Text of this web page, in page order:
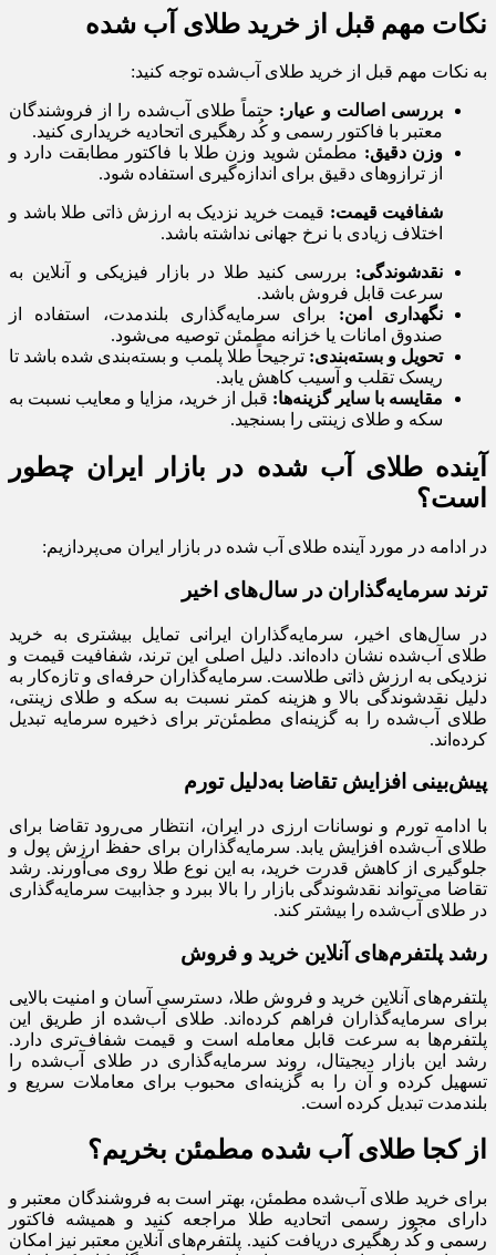
نکات مهم قبل از خرید طلای آب‌ شده
به نکات مهم قبل از خرید طلای آب‌شده توجه کنید:
بررسی اصالت و عیار: حتماً طلای آب‌شده را از فروشندگان
معتبر با فاکتور رسمی و کُد رهگیری اتحادیه خریداری کنید.
وزن دقیق: مطمئن شوید وزن طلا با فاکتور مطابقت دارد و
از ترازوهای دقیق برای اندازه‌گیری استفاده شود.
شفافیت قیمت: قیمت خرید نزدیک به ارزش ذاتی طلا باشد و
اختلاف زیادی با نرخ جهانی نداشته باشد.
نقدشوندگی: بررسی کنید طلا در بازار فیزیکی و آنلاین به
سرعت قابل فروش باشد.
نگهداری امن: برای سرمایه‌گذاری بلندمدت، استفاده از
صندوق امانات یا خزانه مطمئن توصیه می‌شود.
تحویل و بسته‌بندی: ترجیحاً طلا پلمب و بسته‌بندی شده باشد تا
ریسک تقلب و آسیب کاهش یابد.
مقایسه با سایر گزینه‌ها: قبل از خرید، مزایا و معایب نسبت به
سکه و طلای زینتی را بسنجید.
آینده طلای آب‌ شده در بازار ایران چطور
است؟
در ادامه در مورد آینده طلای آب‌ شده در بازار ایران می‌پردازیم:
ترند سرمایه‌گذاران در سال‌های اخیر
در سال‌های اخیر، سرمایه‌گذاران ایرانی تمایل بیشتری به خرید
طلای آب‌شده نشان داده‌اند. دلیل اصلی این ترند، شفافیت قیمت و
نزدیکی به ارزش ذاتی طلاست. سرمایه‌گذاران حرفه‌ای و تازه‌کار به
دلیل نقدشوندگی بالا و هزینه کمتر نسبت به سکه و طلای زینتی،
طلای آب‌شده را به گزینه‌ای مطمئن‌تر برای ذخیره سرمایه تبدیل
کرده‌اند.
پیش‌بینی افزایش تقاضا به‌دلیل تورم
با ادامه تورم و نوسانات ارزی در ایران، انتظار می‌رود تقاضا برای
طلای آب‌شده افزایش یابد. سرمایه‌گذاران برای حفظ ارزش پول و
جلوگیری از کاهش قدرت خرید، به این نوع طلا روی می‌آورند. رشد
تقاضا می‌تواند نقدشوندگی بازار را بالا ببرد و جذابیت سرمایه‌گذاری
در طلای آب‌شده را بیشتر کند.
رشد پلتفرم‌های آنلاین خرید و فروش
پلتفرم‌های آنلاین خرید و فروش طلا، دسترسی آسان و امنیت بالایی
برای سرمایه‌گذاران فراهم کرده‌اند. طلای آب‌شده از طریق این
پلتفرم‌ها به سرعت قابل معامله است و قیمت شفاف‌تری دارد.
رشد این بازار دیجیتال، روند سرمایه‌گذاری در طلای آب‌شده را
تسهیل کرده و آن را به گزینه‌ای محبوب برای معاملات سریع و
بلندمدت تبدیل کرده است.
از کجا طلای آب شده مطمئن بخریم؟
برای خرید طلای آب‌شده مطمئن، بهتر است به فروشندگان معتبر و
دارای مجوز رسمی اتحادیه طلا مراجعه کنید و همیشه فاکتور
رسمی و کُد رهگیری دریافت کنید. پلتفرم‌های آنلاین معتبر نیز امکان